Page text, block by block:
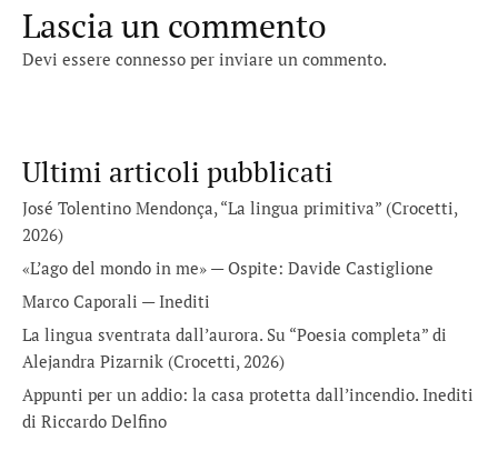
Lascia un commento
Devi essere connesso per inviare un commento.
Ultimi articoli pubblicati
José Tolentino Mendonça, “La lingua primitiva” (Crocetti,
2026)
«L’ago del mondo in me» — Ospite: Davide Castiglione
Marco Caporali — Inediti
La lingua sventrata dall’aurora. Su “Poesia completa” di
Alejandra Pizarnik (Crocetti, 2026)
Appunti per un addio: la casa protetta dall’incendio. Inediti
di Riccardo Delfino